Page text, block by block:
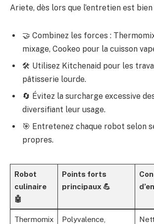
Ariete, dès lors que l’entretien est
🤝 Combinez les forces :
mixage, Cookeo pour la cuisson
🛠️ Utilisez Kitchenaid pour les
pâtisserie lourde.
🔄 Évitez la surcharge excessive
diversifiant leur usage.
🎯 Entretenez chaque robot selon
propres.
Robot
culinaire
🤖
Points forts
principaux 💪
Thermomix
Polyvalence,